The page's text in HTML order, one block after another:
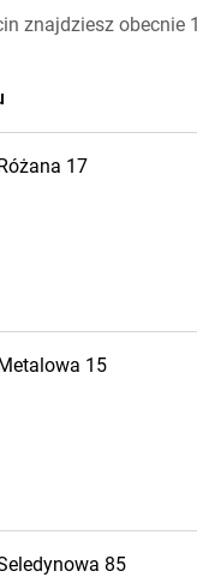
znajdziesz obecnie
17
15
85